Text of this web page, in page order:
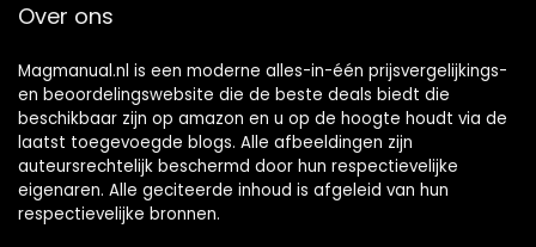
Over ons
Magmanual.nl is een moderne alles-in-één prijsvergelijkings-
en beoordelingswebsite die de beste deals biedt die
beschikbaar zijn op amazon en u op de hoogte houdt via de
laatst toegevoegde blogs. Alle afbeeldingen zijn
auteursrechtelijk beschermd door hun respectievelijke
eigenaren. Alle geciteerde inhoud is afgeleid van hun
respectievelijke bronnen.